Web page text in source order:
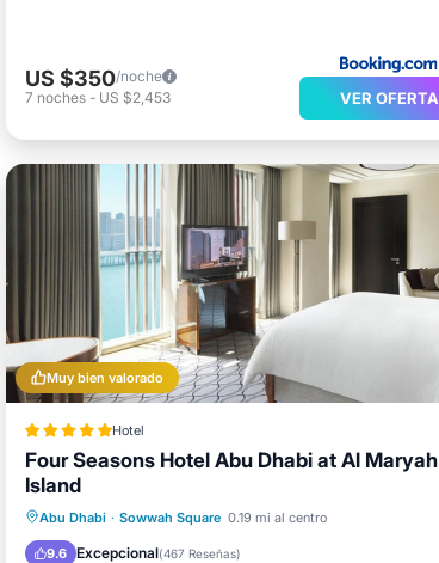
US $350/noche
7 noches - US $2,453 VER OFERTA
Muy bien valorado
Hotel
Four Seasons Hotel Abu Dhabi at Al Maryah
Island
Abu Dhabi · Sowwah Square 0.19 mi al centro
9.6 Excepcional(467 Reseñas)
Bañera de hidromasaje
Desayuno
Aparcamiento
Piscina